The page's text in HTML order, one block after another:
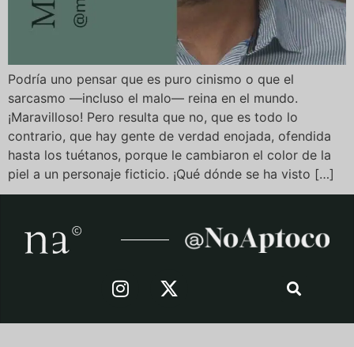
Podría uno pensar que es puro cinismo o que el
sarcasmo —incluso el malo— reina en el mundo.
¡Maravilloso! Pero resulta que no, que es todo lo
contrario, que hay gente de verdad enojada, ofendida
hasta los tuétanos, porque le cambiaron el color de la
piel a un personaje ficticio. ¡Qué dónde se ha visto […]